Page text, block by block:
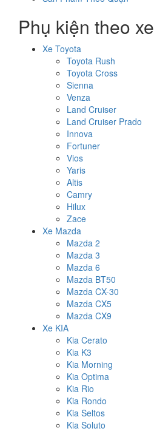
Phụ kiện theo xe
Xe Toyota
Toyota Rush
Toyota Cross
Sienna
Venza
Land Cruiser
Land Cruiser Prado
Innova
Fortuner
Vios
Yaris
Altis
Camry
Hilux
Zace
Xe Mazda
Mazda 2
Mazda 3
Mazda 6
Mazda BT50
Mazda CX-30
Mazda CX5
Mazda CX9
Xe KIA
Kia Cerato
Kia K3
Kia Morning
Kia Optima
Kia Rio
Kia Rondo
Kia Seltos
Kia Soluto